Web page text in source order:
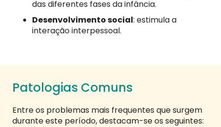
das diferentes fases da infância.
Desenvolvimento social: estimula a
interação interpessoal.
Patologias Comuns
Entre os problemas mais frequentes que surgem
durante este período, destacam-se os seguintes: